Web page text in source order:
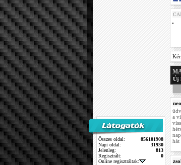
Összes oldal:
856101908
Napi oldal:
31930
Jelenleg:
813
Regisztrált:
0
Online regisztráltak:
Új
a
hát